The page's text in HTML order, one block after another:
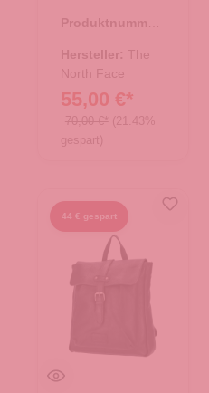
Produktnummer:
Hersteller: The
North Face
55,00 €*
70,00 €* (21.43%
gespart)
44 € gespart